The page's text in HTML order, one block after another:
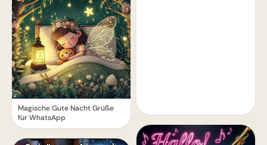
Magische Gute Nacht Grüße
für WhatsApp